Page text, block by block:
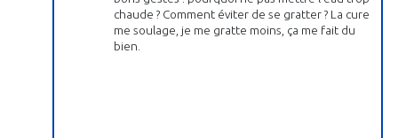
chaude ? Comment éviter de se gratter ? La cure
me soulage, je me gratte moins, ça me fait du
bien.